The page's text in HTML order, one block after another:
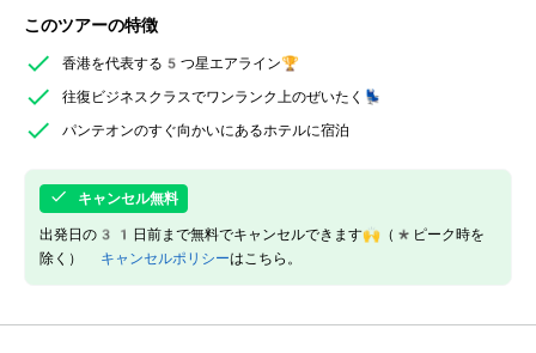
このツアーの特徴
香港を代表する5つ星エアライン🏆
往復ビジネスクラスでワンランク上のぜいたく💺
パンテオンのすぐ向かいにあるホテルに宿泊
キャンセル無料
出発日の31日前まで無料でキャンセルできます🙌（*ピーク時を
除く） キャンセルポリシーはこちら。